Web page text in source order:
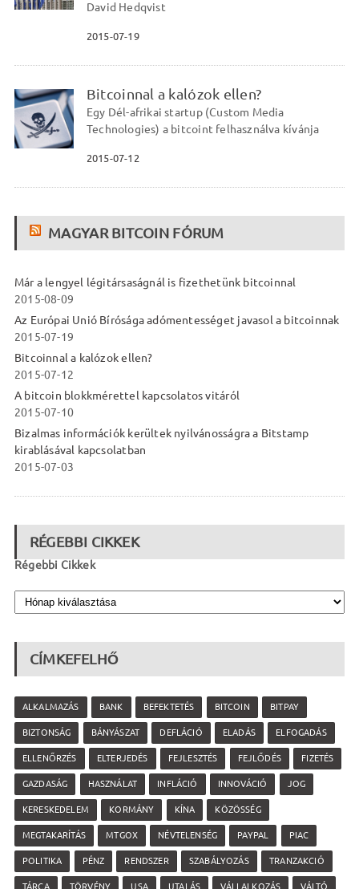
David Hedqvist
2015-07-19
Bitcoinnal a kalózok ellen?
Egy Dél-afrikai startup (Custom Media
Technologies) a bitcoint felhasználva kívánja
2015-07-12
MAGYAR BITCOIN FÓRUM
Már a lengyel légitársaságnál is fizethetünk bitcoinnal
2015-08-09
Az Európai Unió Bírósága adómentességet javasol a bitcoinnak
2015-07-19
Bitcoinnal a kalózok ellen?
2015-07-12
A bitcoin blokkmérettel kapcsolatos vitáról
2015-07-10
Bizalmas információk kerültek nyilvánosságra a Bitstamp
kirablásával kapcsolatban
2015-07-03
RÉGEBBI CIKKEK
Régebbi Cikkek
CÍMKEFELHŐ
ALKALMAZÁS BANK BEFEKTETÉS BITCOIN BITPAY
BIZTONSÁG BÁNYÁSZAT DEFLÁCIÓ ELADÁS ELFOGADÁS
ELLENŐRZÉS ELTERJEDÉS FEJLESZTÉS FEJLŐDÉS FIZETÉS
GAZDASÁG HASZNÁLAT INFLÁCIÓ INNOVÁCIÓ JOG
KERESKEDELEM KORMÁNY KÍNA KÖZÖSSÉG
MEGTAKARÍTÁS MTGOX NÉVTELENSÉG PAYPAL PIAC
POLITIKA PÉNZ RENDSZER SZABÁLYOZÁS TRANZAKCIÓ
TÁRCA TÖRVÉNY USA UTALÁS VÁLLALKOZÁS VÁLTÓ